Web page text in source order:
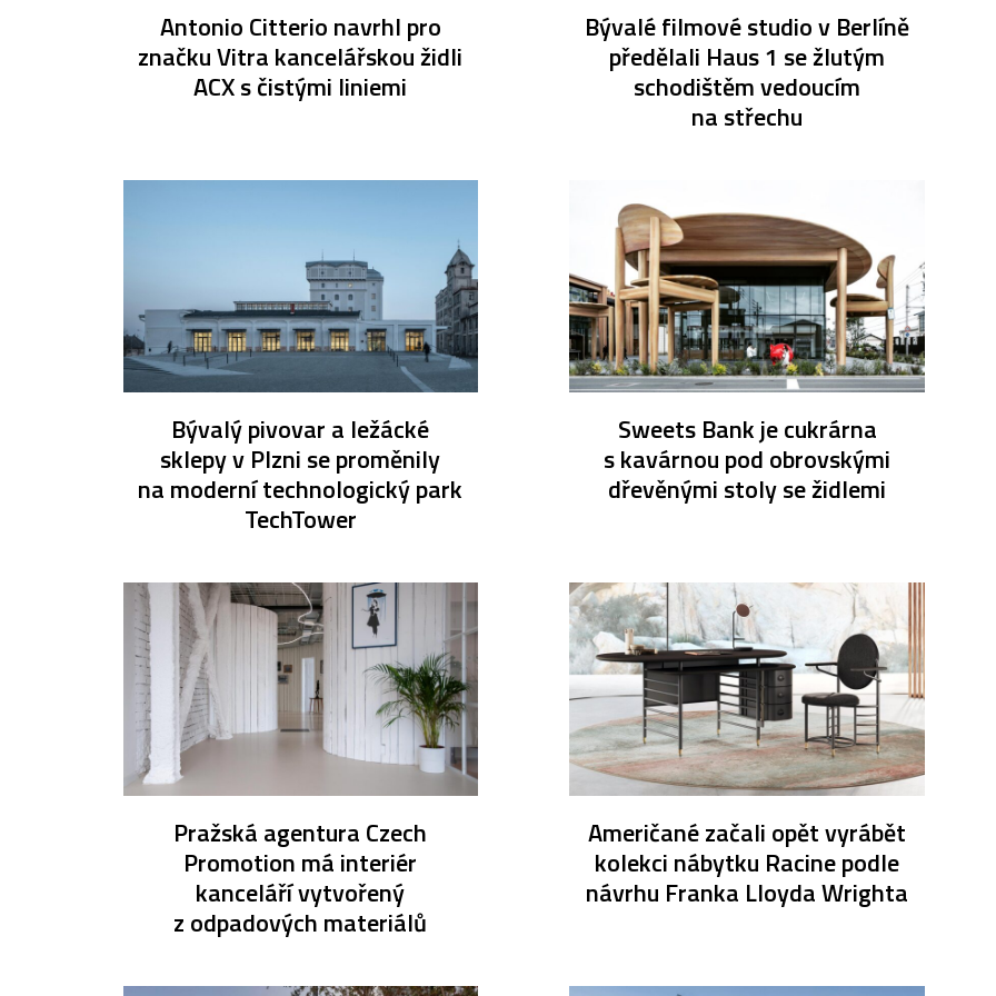
Antonio Citterio navrhl pro
značku Vitra kancelářskou židli
ACX s čistými liniemi
Bývalé filmové studio v Berlíně
předělali Haus 1 se žlutým
schodištěm vedoucím
na střechu
Bývalý pivovar a ležácké
sklepy v Plzni se proměnily
na moderní technologický park
TechTower
Sweets Bank je cukrárna
s kavárnou pod obrovskými
dřevěnými stoly se židlemi
Pražská agentura Czech
Promotion má interiér
kanceláří vytvořený
z odpadových materiálů
Američané začali opět vyrábět
kolekci nábytku Racine podle
návrhu Franka Lloyda Wrighta